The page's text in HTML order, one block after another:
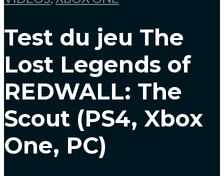
Test du jeu The
Lost Legends of
REDWALL: The
Scout (PS4, Xbox
One, PC)